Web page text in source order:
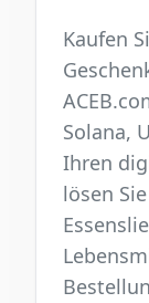
Kaufen
Solana,
Ihren
lösen